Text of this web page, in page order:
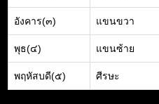
อังคาร(๓) แขนขวา
พุธ(๔) แขนซ้าย
พฤหัสบดี(๕) ศีรษะ